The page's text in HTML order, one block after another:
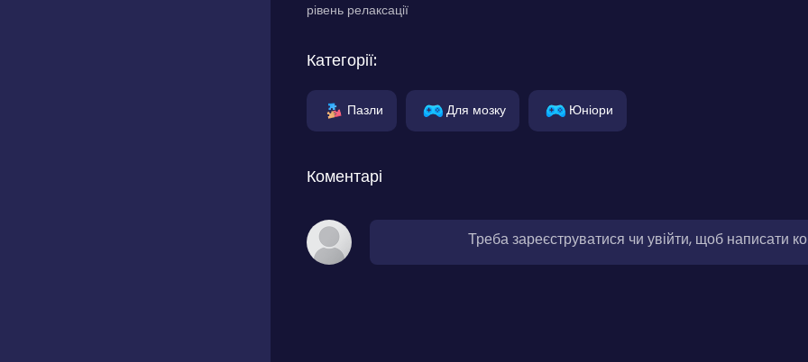
рівень релаксації
Категорії:
Пазли Для мозку Юніори
Коментарі
Треба зареєструватися чи увійти, щоб написати